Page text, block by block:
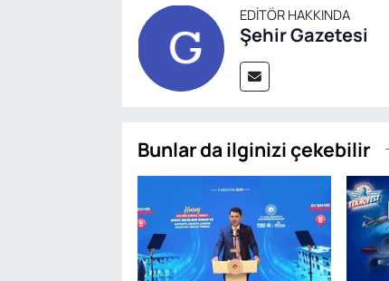
EDITÖR HAKKINDA
Şehir Gazetesi
Bunlar da ilginizi çekebilir